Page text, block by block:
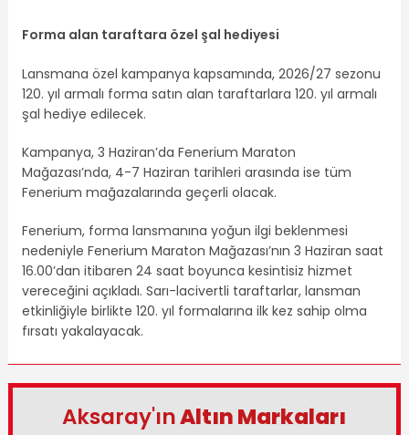
Forma alan taraftara özel şal hediyesi
Lansmana özel kampanya kapsamında, 2026/27 sezonu
120. yıl armalı forma satın alan taraftarlara 120. yıl armalı
şal hediye edilecek.
Kampanya, 3 Haziran’da Fenerium Maraton
Mağazası’nda, 4-7 Haziran tarihleri arasında ise tüm
Fenerium mağazalarında geçerli olacak.
Fenerium, forma lansmanına yoğun ilgi beklenmesi
nedeniyle Fenerium Maraton Mağazası’nın 3 Haziran saat
16.00’dan itibaren 24 saat boyunca kesintisiz hizmet
vereceğini açıkladı. Sarı-lacivertli taraftarlar, lansman
etkinliğiyle birlikte 120. yıl formalarına ilk kez sahip olma
fırsatı yakalayacak.
Aksaray'ınAltın Markaları